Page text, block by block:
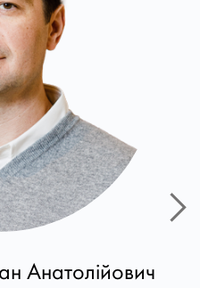
Анатолійович